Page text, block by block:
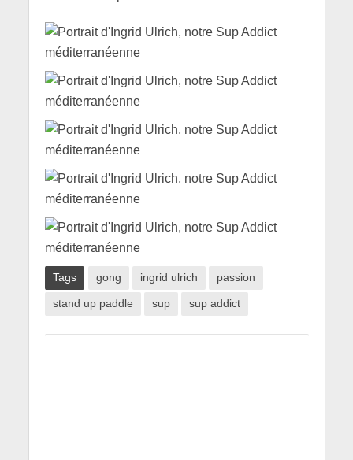
Tags gong ingrid ulrich passion
stand up paddle sup sup addict